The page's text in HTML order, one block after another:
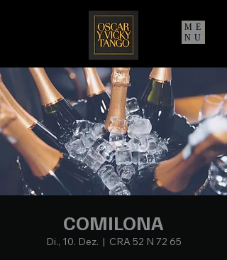
ME
NU
COMILONA
Di., 10. Dez.
  |
CRA 52 N 72 65